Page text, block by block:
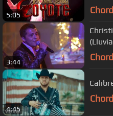
5:05
3:44
4:45